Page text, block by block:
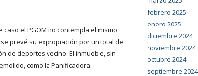
el PGOM no contempla el mismo
prevé su expropiación por un total de
de deportes vecino. El inmueble, sin
como la Panificadora.
febrero 2025
enero 2025
diciembre 2024
noviembre 2024
octubre 2024
septiembre 2024